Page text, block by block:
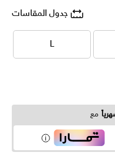
جدول المقاسات
L
L
مع